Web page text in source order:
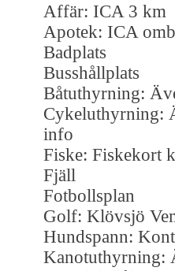
Affär: ICA 3 km
Apotek: ICA
Badplats
Busshållplats
Båtuthyrning:
Cykeluthyrning:
info
Fiske: Fiskekort
Fjäll
Fotbollsplan
Golf: Klövsjö
Hundspann:
Kanotuthyrning: